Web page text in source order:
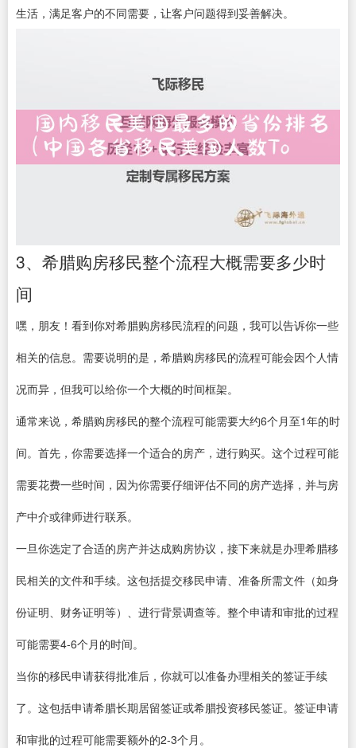
生活，满足客户的不同需要，让客户问题得到妥善解决。
3、希腊购房移民整个流程大概需要多少时
间
嘿，朋友！看到你对希腊购房移民流程的问题，我可以告诉你一些
相关的信息。需要说明的是，希腊购房移民的流程可能会因个人情
况而异，但我可以给你一个大概的时间框架。
通常来说，希腊购房移民的整个流程可能需要大约6个月至1年的时
间。首先，你需要选择一个适合的房产，进行购买。这个过程可能
需要花费一些时间，因为你需要仔细评估不同的房产选择，并与房
产中介或律师进行联系。
一旦你选定了合适的房产并达成购房协议，接下来就是办理希腊移
民相关的文件和手续。这包括提交移民申请、准备所需文件（如身
份证明、财务证明等）、进行背景调查等。整个申请和审批的过程
可能需要4-6个月的时间。
当你的移民申请获得批准后，你就可以准备办理相关的签证手续
了。这包括申请希腊长期居留签证或希腊投资移民签证。签证申请
和审批的过程可能需要额外的2-3个月。